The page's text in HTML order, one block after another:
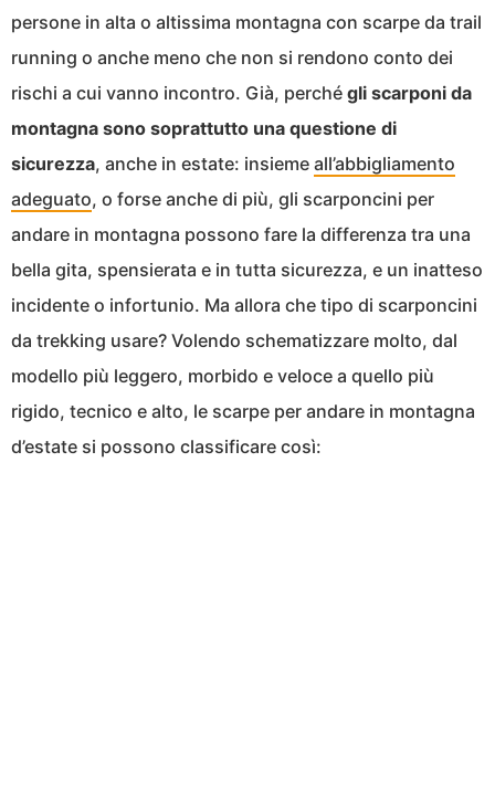
persone in alta o altissima montagna con scarpe da trail
running o anche meno che non si rendono conto dei
rischi a cui vanno incontro. Già, perché gli scarponi da
montagna sono soprattutto una questione di
sicurezza, anche in estate: insieme all’abbigliamento
adeguato, o forse anche di più, gli scarponcini per
andare in montagna possono fare la differenza tra una
bella gita, spensierata e in tutta sicurezza, e un inatteso
incidente o infortunio. Ma allora che tipo di scarponcini
da trekking usare? Volendo schematizzare molto, dal
modello più leggero, morbido e veloce a quello più
rigido, tecnico e alto, le scarpe per andare in montagna
d’estate si possono classificare così: